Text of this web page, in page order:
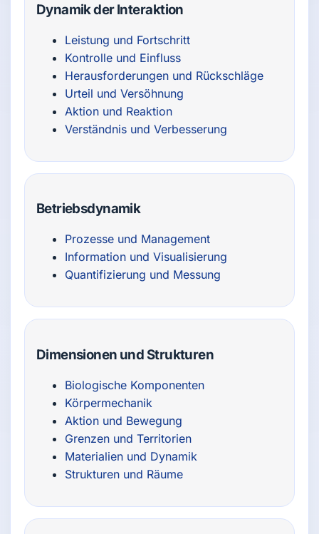
Dynamik der Interaktion
Leistung und Fortschritt
Kontrolle und Einfluss
Herausforderungen und Rückschläge
Urteil und Versöhnung
Aktion und Reaktion
Verständnis und Verbesserung
Betriebsdynamik
Prozesse und Management
Information und Visualisierung
Quantifizierung und Messung
Dimensionen und Strukturen
Biologische Komponenten
Körpermechanik
Aktion und Bewegung
Grenzen und Territorien
Materialien und Dynamik
Strukturen und Räume